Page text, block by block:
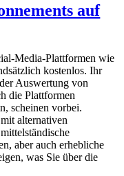
auf
Media-Plattformen wie
kostenlos. Ihr
Auswertung von
die Plattformen
scheinen vorbei.
alternativen
aber auch erhebliche
was Sie über die